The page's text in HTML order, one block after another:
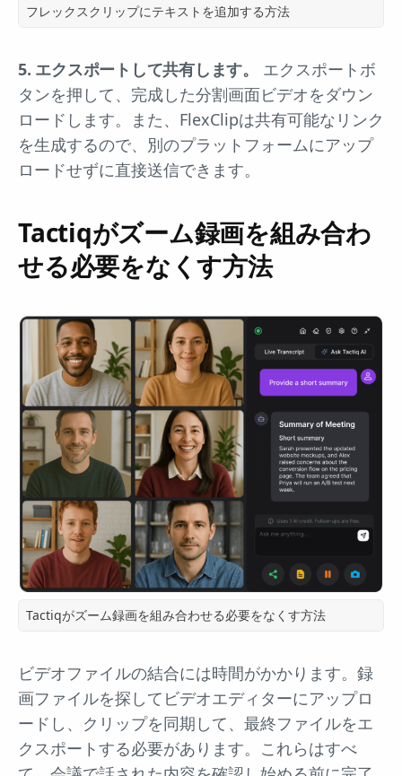
フレックスクリップにテキストを追加する方法
5. エクスポートして共有します。
エクスポートボ
タンを押して、完成した分割画面ビデオをダウン
ロードします。また、FlexClipは共有可能なリンク
を生成するので、別のプラットフォームにアップ
ロードせずに直接送信できます。
Tactiqがズーム録画を組み合わ
せる必要をなくす方法
Tactiqがズーム録画を組み合わせる必要をなくす方法
ビデオファイルの結合には時間がかかります。録
画ファイルを探してビデオエディターにアップロ
ードし、クリップを同期して、最終ファイルをエ
クスポートする必要があります。これらはすべ